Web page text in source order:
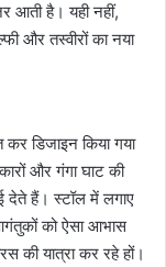
आती है। यही नहीं,
और तस्वीरों का नया
कर डिजाइन किया गया
और गंगा घाट की
देते हैं। स्टॉल में लगाए
को ऐसा आभास
की यात्रा कर रहे हों।